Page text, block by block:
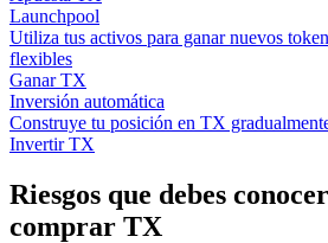
Launchpool
Utiliza tus activos para ganar nuevos
flexibles
Ganar TX
Inversión automática
Construye tu posición en TX
Invertir TX
Riesgos que debes
comprar TX